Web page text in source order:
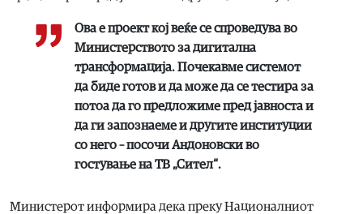
Ова е проект кој веќе се спроведува во
Министерството за дигитална
трансформација. Почекавме системот
да биде готов и да може да се тестира за
потоа да го предложиме пред јавноста и
да ги запознаеме и другите институции
со него – посочи Андоновски во
гостување на ТВ „Сител“.
Министерот информира дека преку Националниот